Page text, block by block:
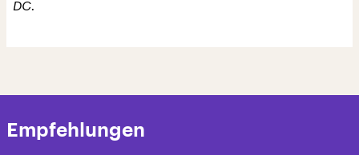
DC.
Empfehlungen